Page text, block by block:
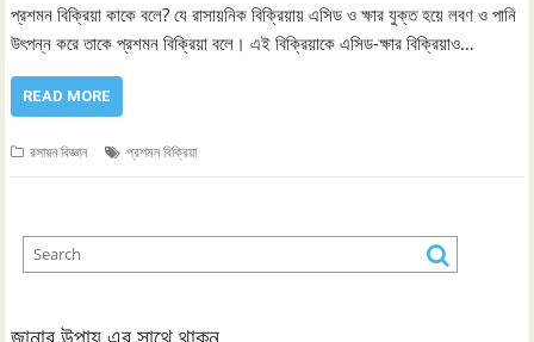
প্রশমন বিক্রিয়া কাকে বলে? যে রাসায়নিক বিক্রিয়ায় এসিড ও ক্ষার যুক্ত হয়ে লবণ ও পানি
উৎপন্ন করে তাকে প্রশমন বিক্রিয়া বলে। এই বিক্রিয়াকে এসিড-ক্ষার বিক্রিয়াও…
READ MORE
রসায়ন বিজ্ঞান প্রশমন বিক্রিয়া